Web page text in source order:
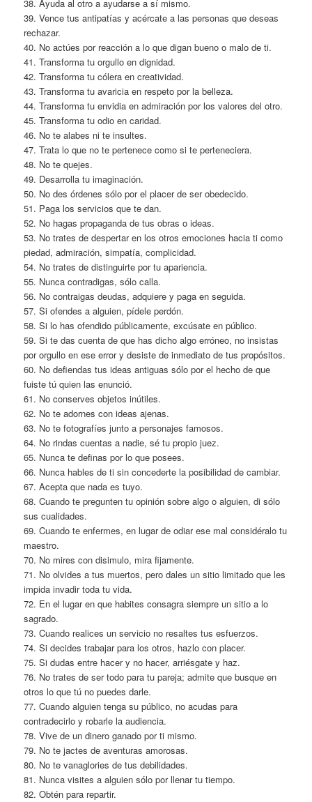
38. Ayuda al otro a ayudarse a sí mismo.
39. Vence tus antipatías y acércate a las personas que deseas
rechazar.
40. No actúes por reacción a lo que digan bueno o malo de ti.
41. Transforma tu orgullo en dignidad.
42. Transforma tu cólera en creatividad.
43. Transforma tu avaricia en respeto por la belleza.
44. Transforma tu envidia en admiración por los valores del otro.
45. Transforma tu odio en caridad.
46. No te alabes ni te insultes.
47. Trata lo que no te pertenece como si te perteneciera.
48. No te quejes.
49. Desarrolla tu imaginación.
50. No des órdenes sólo por el placer de ser obedecido.
51. Paga los servicios que te dan.
52. No hagas propaganda de tus obras o ideas.
53. No trates de despertar en los otros emociones hacia ti como
piedad, admiración, simpatía, complicidad.
54. No trates de distinguirte por tu apariencia.
55. Nunca contradigas, sólo calla.
56. No contraigas deudas, adquiere y paga en seguida.
57. Si ofendes a alguien, pídele perdón.
58. Si lo has ofendido públicamente, excúsate en público.
59. Si te das cuenta de que has dicho algo erróneo, no insistas
por orgullo en ese error y desiste de inmediato de tus propósitos.
60. No defiendas tus ideas antiguas sólo por el hecho de que
fuiste tú quien las enunció.
61. No conserves objetos inútiles.
62. No te adornes con ideas ajenas.
63. No te fotografíes junto a personajes famosos.
64. No rindas cuentas a nadie, sé tu propio juez.
65. Nunca te definas por lo que posees.
66. Nunca hables de ti sin concederte la posibilidad de cambiar.
67. Acepta que nada es tuyo.
68. Cuando te pregunten tu opinión sobre algo o alguien, di sólo
sus cualidades.
69. Cuando te enfermes, en lugar de odiar ese mal considéralo tu
maestro.
70. No mires con disimulo, mira fijamente.
71. No olvides a tus muertos, pero dales un sitio limitado que les
impida invadir toda tu vida.
72. En el lugar en que habites consagra siempre un sitio a lo
sagrado.
73. Cuando realices un servicio no resaltes tus esfuerzos.
74. Si decides trabajar para los otros, hazlo con placer.
75. Si dudas entre hacer y no hacer, arriésgate y haz.
76. No trates de ser todo para tu pareja; admite que busque en
otros lo que tú no puedes darle.
77. Cuando alguien tenga su público, no acudas para
contradecirlo y robarle la audiencia.
78. Vive de un dinero ganado por ti mismo.
79. No te jactes de aventuras amorosas.
80. No te vanaglories de tus debilidades.
81. Nunca visites a alguien sólo por llenar tu tiempo.
82. Obtén para repartir.